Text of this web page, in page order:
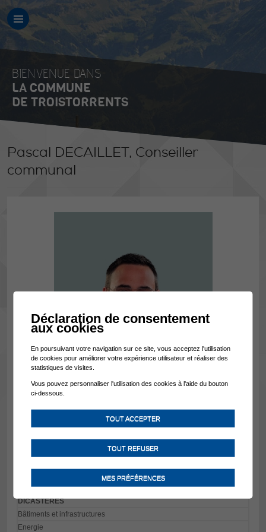
BIENVENUE DANS
LA COMMUNE
DE TROISTORRENTS
Pascal DECAILLET, Conseiller
communal
pascal.decaillet(at)troistorrents.ch
DICASTERES
Bâtiments et infrastructures
Energie
Déclaration de consentement
aux cookies
En poursuivant votre navigation sur ce site, vous acceptez l'utilisation
de cookies pour améliorer votre expérience utilisateur et réaliser des
statistiques de visites.
Vous pouvez personnaliser l'utilisation des cookies à l'aide du bouton
ci-dessous.
TOUT ACCEPTER
TOUT REFUSER
MES PRÉFÉRENCES